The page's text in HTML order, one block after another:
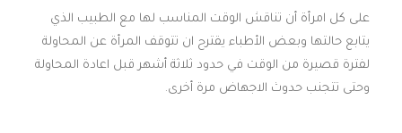
على كل امرأة أن تناقش الوقت المناسب لها مع الطبيب الذي
يتابع حالتها وبعض الأطباء يقترح ان تتوقف المرأة عن المحاولة
لفترة قصيرة من الوقت في حدود ثلاثة أشهر قبل اعادة المحاولة
وحتى تتجنب حدوث الاجهاض مرة أخرى.